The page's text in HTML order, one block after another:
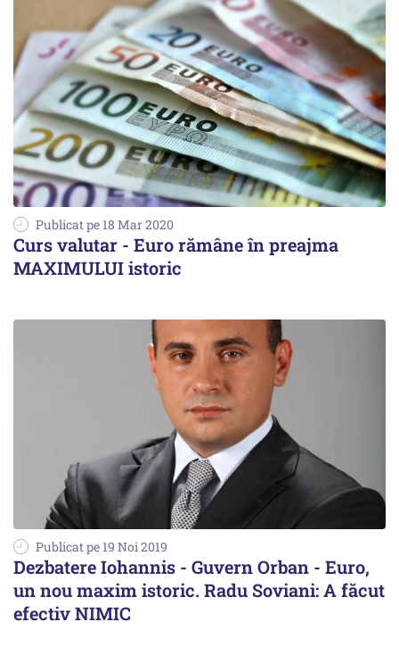
Publicat pe 18 Mar 2020
Curs valutar - Euro rămâne în preajma
MAXIMULUI istoric
Publicat pe 19 Noi 2019
Dezbatere Iohannis - Guvern Orban - Euro,
un nou maxim istoric. Radu Soviani: A făcut
efectiv NIMIC